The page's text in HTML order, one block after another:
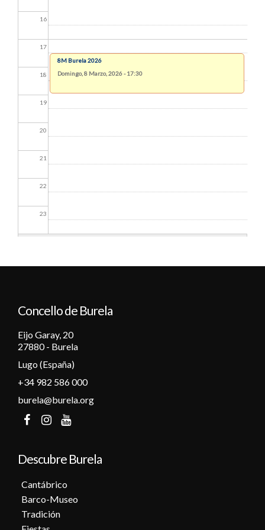
16
17
18
19
20
21
22
23
8M Burela 2026
Domingo, 8 Marzo, 2026 - 17:30
Concello de Burela
Eijo Garay, 20
27880 - Burela
Lugo (España)
+34 982 586 000
burela@burela.org
Descubre Burela
Cantábrico
Barco-Museo
Tradición